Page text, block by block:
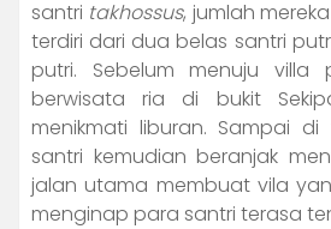
santri takhossus, jumlah
terdiri dari dua belas santri
putri. Sebelum menuju villa
berwisata ria di bukit
menikmati liburan. Sampai
santri kemudian beranjak
jalan utama membuat vila
menginap para santri terasa